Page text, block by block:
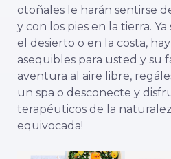
otoñales le harán sentirse
y con los pies en la tierra.
el desierto o en la costa,
asequibles para usted y su
aventura al aire libre,
un spa o desconecte y
terapéuticos de la
equivocada!